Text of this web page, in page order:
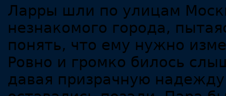
Ларры шли по улицам
незнакомого города,
понять, что ему нужно
Ровно и громко билось
давая призрачную